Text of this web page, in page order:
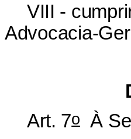
VIII -
Advocacia-
Art. 7oÀ